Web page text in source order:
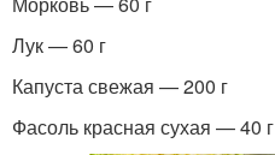
Лук — 60 г
Капуста свежая — 200 г
Фасоль красная сухая — 40 г